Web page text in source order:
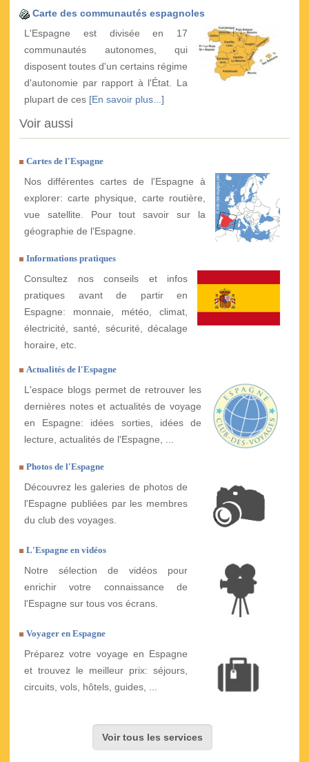
Carte des communautés espagnoles
L'Espagne est divisée en 17
communautés autonomes, qui
disposent toutes d'un certains régime
d'autonomie par rapport à l'État. La
plupart de ces [En savoir plus...]
Voir aussi
Cartes de l'Espagne
Nos différentes cartes de l'Espagne à
explorer: carte physique, carte routière,
vue satellite. Pour tout savoir sur la
géographie de l'Espagne.
Informations pratiques
Consultez nos conseils et infos
pratiques avant de partir en
Espagne: monnaie, météo, climat,
électricité, santé, sécurité, décalage
horaire, etc.
Actualités de l'Espagne
L'espace blogs permet de retrouver les
dernières notes et actualités de voyage
en Espagne: idées sorties, idées de
lecture, actualités de l'Espagne, ...
Photos de l'Espagne
Découvrez les galeries de photos de
l'Espagne publiées par les membres
du club des voyages.
L'Espagne en vidéos
Notre sélection de vidéos pour
enrichir votre connaissance de
l'Espagne sur tous vos écrans.
Voyager en Espagne
Préparez votre voyage en Espagne
et trouvez le meilleur prix: séjours,
circuits, vols, hôtels, guides, ...
Voir tous les services